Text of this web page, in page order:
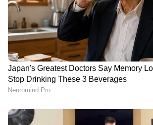
തുടർന്നു. വിപണി വില 45,240 രൂപ
നവംബർ 21 - ഒരു പവന്‍
ഉയർന്നു. വിപണി വില 45,480 രൂപ
നവംബർ 22 -സ്വർണവില
വിപണി വില 45,480 രൂപ
നവംബർ 23 -സ്വർണവില
വിപണി വില 45,480 രൂപ
നവംബർ 24 -സ്വർണവില
വിപണി വില 45,480 രൂപ